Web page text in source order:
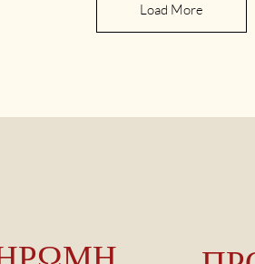
Load More